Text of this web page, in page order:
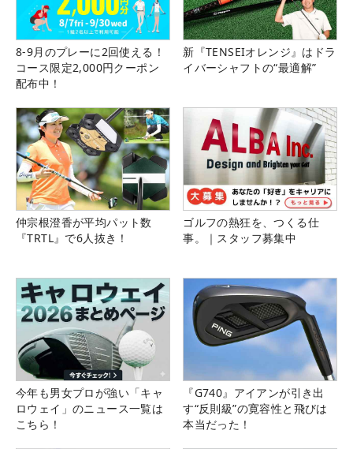
8-9月のプレーに2回使える！
コース限定2,000円クーポン
配布中！
新『TENSEIオレンジ』はドラ
イバーシャフトの“最適解”
仲宗根澄香が平均パット数
『TRTL』で6人抜き！
ゴルフの熱狂を、つくる仕
事。｜スタッフ募集中
今年も男女プロが強い「キャ
ロウェイ」のニュース一覧は
こちら！
『G740』アイアンが引き出
す“反則級”の寛容性と飛びは
本当だった！